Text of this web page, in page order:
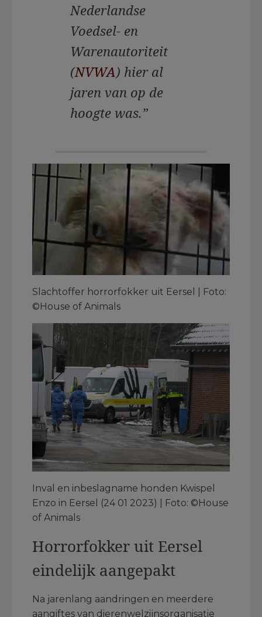
Nederlandse
Voedsel- en
Warenautoriteit
(NVWA) hier al
jaren van op de
hoogte was.”
Slachtoffer horrorfokker uit Eersel | Foto:
©House of Animals
Inval en inbeslagname honden Kwispel
Enzo in Eersel (24 01 2023) | Foto: ©House
of Animals
Horrorfokker uit Eersel
eindelijk aangepakt
Na jarenlang aandringen en meerdere
aangiftes van dierenwelzijnsorganisatie